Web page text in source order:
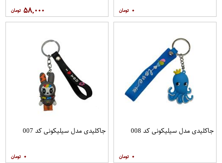
۰ ۵۸,۰۰۰
جاکلیدی مدل سیلیکونی کد 008
۰
جاکلیدی مدل سیلیکونی کد 007
۰